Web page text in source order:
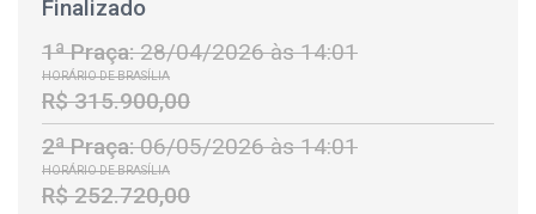
Finalizado
1ª Praça:28/04/2026 às 14:01
HORÁRIO DE BRASÍLIA
R$ 315.900,00
2ª Praça:06/05/2026 às 14:01
HORÁRIO DE BRASÍLIA
R$ 252.720,00